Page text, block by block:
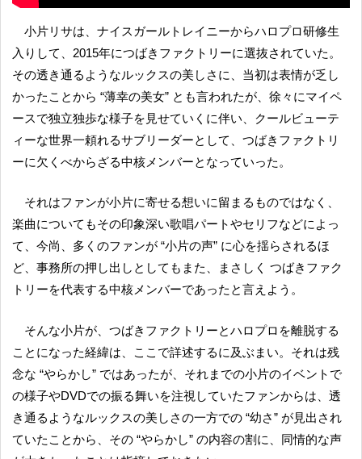
小片リサは、ナイスガールトレイニーからハロプロ研修生
入りして、2015年につばきファクトリーに選抜されていた。
その透き通るようなルックスの美しさに、当初は表情が乏し
かったことから “薄幸の美女” とも言われたが、徐々にマイペ
ースで独立独歩な様子を見せていくに伴い、クールビューテ
ィーな世界一頼れるサブリーダーとして、つばきファクトリ
ーに欠くべからざる中核メンバーとなっていった。
それはファンが小片に寄せる想いに留まるものではなく、
楽曲についてもその印象深い歌唱パートやセリフなどによっ
て、今尚、多くのファンが “小片の声” に心を揺らされるほ
ど、事務所の押し出しとしてもまた、まさしく つばきファク
トリーを代表する中核メンバーであったと言えよう。
そんな小片が、つばきファクトリーとハロプロを離脱する
ことになった経緯は、ここで詳述するに及ぶまい。それは残
念な “やらかし” ではあったが、それまでの小片のイベントで
の様子やDVDでの振る舞いを注視していたファンからは、透
き通るようなルックスの美しさの一方での “幼さ” が見出され
ていたことから、その “やらかし” の内容の割に、同情的な声